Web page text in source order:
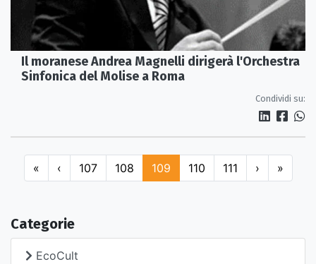
Il moranese Andrea Magnelli dirigerà l'Orchestra
Sinfonica del Molise a Roma
Condividi su:
« ‹ 107 108 109 110 111 › »
Categorie
EcoCult